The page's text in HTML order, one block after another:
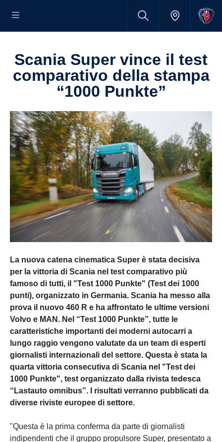
Scania Super vince il test
comparativo della stampa
“1000 Punkte”
La nuova catena cinematica Super è stata decisiva
per la vittoria di Scania nel test comparativo più
famoso di tutti, il "Test 1000 Punkte" (Test dei 1000
punti), organizzato in Germania. Scania ha messo alla
prova il nuovo 460 R e ha affrontato le ultime versioni
Volvo e MAN. Nel “Test 1000 Punkte”, tutte le
caratteristiche importanti dei moderni autocarri a
lungo raggio vengono valutate da un team di esperti
giornalisti internazionali del settore. Questa è stata la
quarta vittoria consecutiva di Scania nel "Test dei
1000 Punkte", test organizzato dalla rivista tedesca
“Lastauto omnibus”. I risultati verranno pubblicati da
diverse riviste europee di settore.
"Questa è la prima conferma da parte di giornalisti
indipendenti che il gruppo propulsore Super, presentato a